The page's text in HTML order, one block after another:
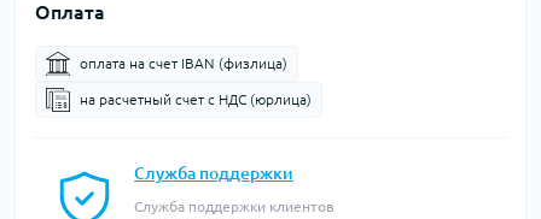
Оплата
оплата на счет IBAN (физлица)
на расчетный счет c НДС (юрлица)
Служба поддержки
Служба поддержки клиентов